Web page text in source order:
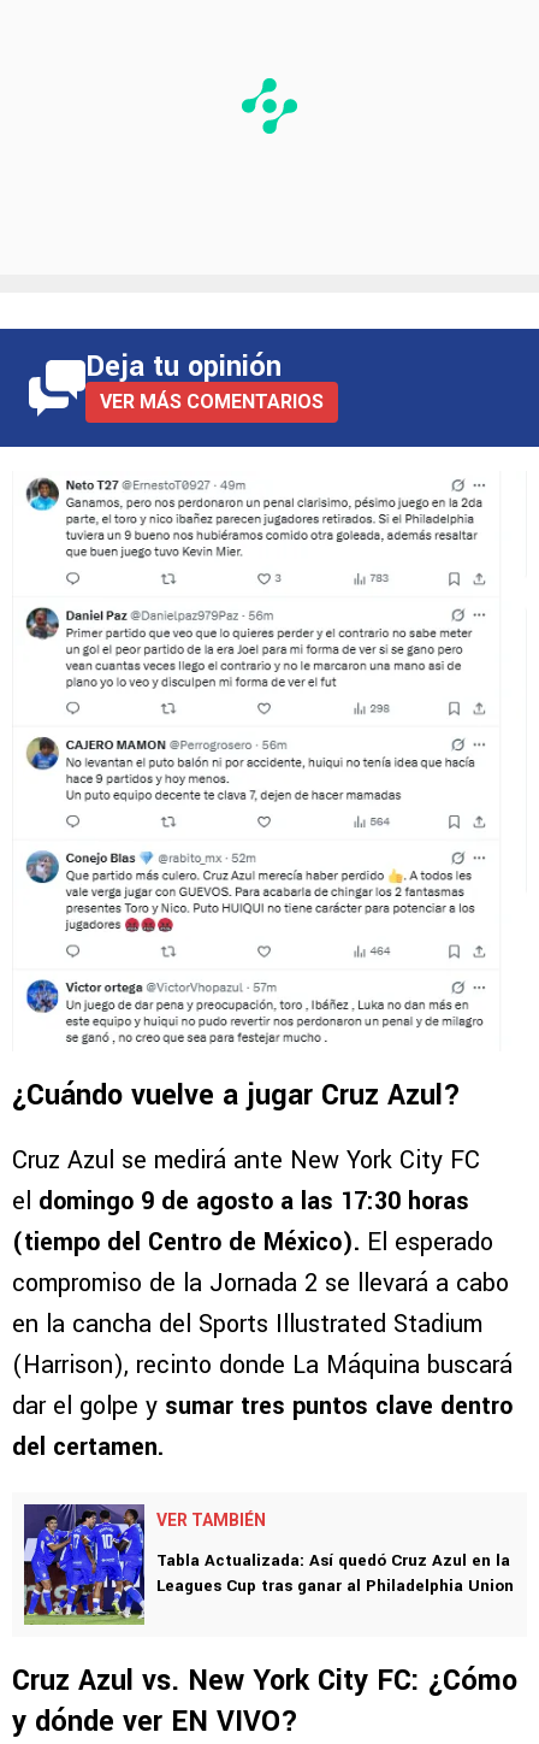
Deja tu opinión
VER MÁS COMENTARIOS
¿Cuándo vuelve a jugar Cruz Azul?
Cruz Azul se medirá ante New York City FC
el domingo 9 de agosto a las 17:30 horas
(tiempo del Centro de México). El esperado
compromiso de la Jornada 2 se llevará a cabo
en la cancha del Sports Illustrated Stadium
(Harrison), recinto donde La Máquina buscará
dar el golpe y sumar tres puntos clave dentro
del certamen.
VER TAMBIÉN
Tabla Actualizada: Así quedó Cruz Azul en la
Leagues Cup tras ganar al Philadelphia Union
Cruz Azul vs. New York City FC: ¿Cómo
y dónde ver EN VIVO?